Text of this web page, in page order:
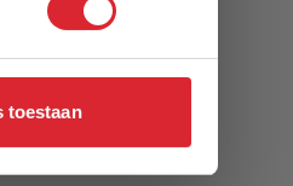
toestaan